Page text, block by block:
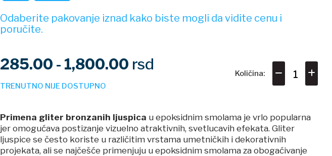
Odaberite pakovanje iznad kako biste mogli da vidite cenu i
poručite.
285.00 - 1,800.00 rsd
TRENUTNO NIJE DOSTUPNO
Količina:
Primena gliter bronzanih ljuspica u epoksidnim smolama je vrlo popularna
jer omogućava postizanje vizuelno atraktivnih, svetlucavih efekata. Gliter
ljuspice se često koriste u različitim vrstama umetničkih i dekorativnih
projekata, ali se najčešće primenjuju u epoksidnim smolama za obogaćivanje